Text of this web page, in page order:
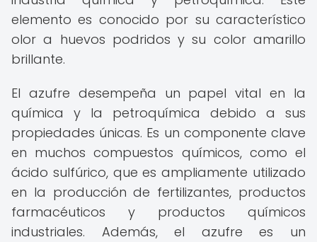
elemento es conocido por su característico
olor a huevos podridos y su color amarillo
brillante.
El azufre desempeña un papel vital en la
química y la petroquímica debido a sus
propiedades únicas. Es un componente clave
en muchos compuestos químicos, como el
ácido sulfúrico, que es ampliamente utilizado
en la producción de fertilizantes, productos
farmacéuticos y productos químicos
industriales. Además, el azufre es un